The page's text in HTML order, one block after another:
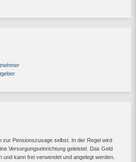
zur Pensionszusage selbst. In der Regel wird
Versorgungseinrichtung geleistet. Das Geld
und kann frei verwendet und angelegt werden.